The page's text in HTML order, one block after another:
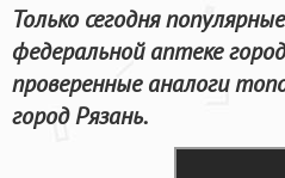
Только сегодня
федеральной аптеке
проверенные аналоги
город Рязань.